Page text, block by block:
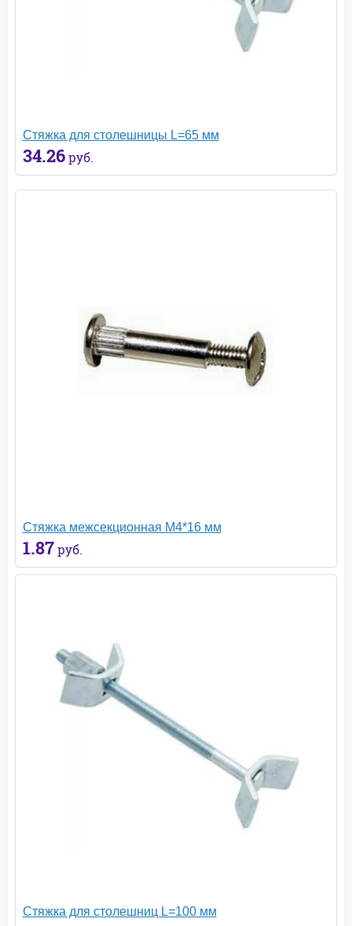
Стяжка для столешницы L=65 мм
34.26 руб.
Стяжка межсекционная М4*16 мм
1.87 руб.
Стяжка для столешниц L=100 мм